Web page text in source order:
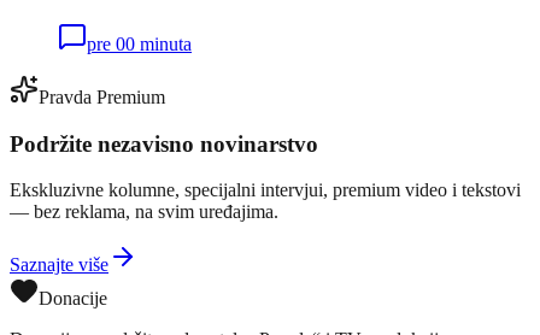
pre 00 minuta
Pravda Premium
Podržite nezavisno novinarstvo
Ekskluzivne kolumne, specijalni intervjui, premium video i tekstovi
— bez reklama, na svim uređajima.
Saznajte više
Donacije